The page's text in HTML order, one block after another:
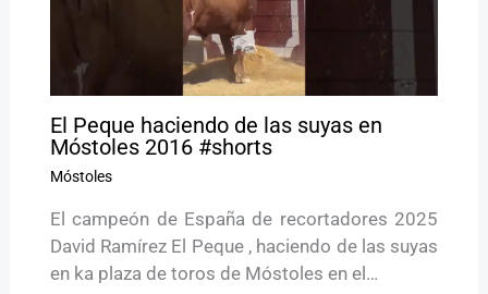
El Peque haciendo de las suyas en
Móstoles 2016 #shorts
Móstoles
El campeón de España de recortadores 2025
David Ramírez El Peque , haciendo de las suyas
en ka plaza de toros de Móstoles en el…